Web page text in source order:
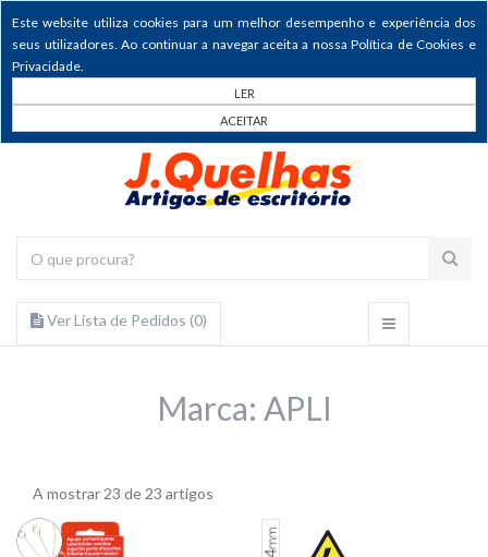
Este website utiliza cookies para um melhor desempenho e experiência dos
seus utilizadores. Ao continuar a navegar aceita a nossa Política de Cookies e
Privacidade.
LER
ACEITAR
Ver Lista de Pedidos (0)
Marca: APLI
A mostrar 23 de 23 artigos